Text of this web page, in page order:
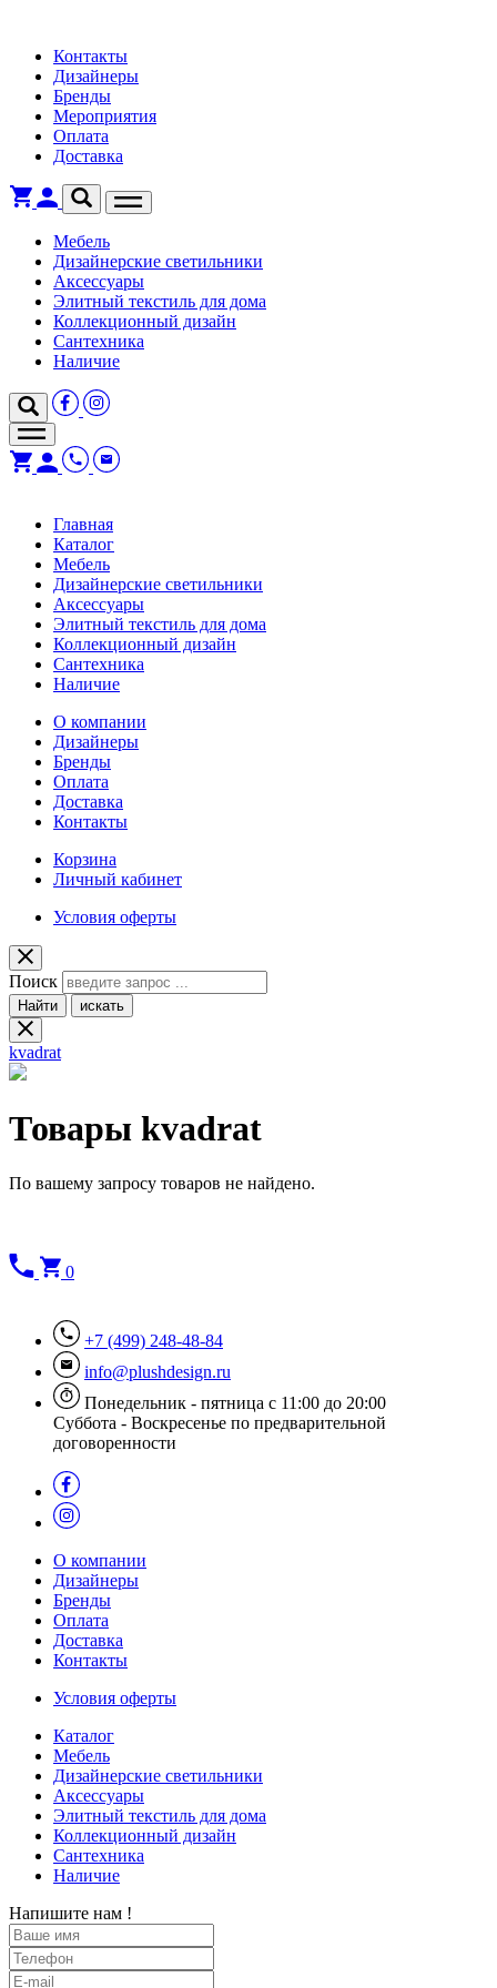
Контакты
Дизайнеры
Бренды
Мероприятия
Оплата
Доставка
Мебель
Дизайнерские светильники
Аксессуары
Элитный текстиль для дома
Коллекционный дизайн
Сантехника
Наличие
Главная
Каталог
Мебель
Дизайнерские светильники
Аксессуары
Элитный текстиль для дома
Коллекционный дизайн
Сантехника
Наличие
О компании
Дизайнеры
Бренды
Оплата
Доставка
Контакты
Корзина
Личный кабинет
Условия оферты
Поиск
Найти искать
kvadrat
Товары kvadrat
По вашему запросу товаров не найдено.
0
+7 (499) 248-48-84
info@plushdesign.ru
Понедельник - пятница с 11:00 до 20:00
Суббота - Воскресенье по предварительной
договоренности
О компании
Дизайнеры
Бренды
Оплата
Доставка
Контакты
Условия оферты
Каталог
Мебель
Дизайнерские светильники
Аксессуары
Элитный текстиль для дома
Коллекционный дизайн
Сантехника
Наличие
Напишите нам !